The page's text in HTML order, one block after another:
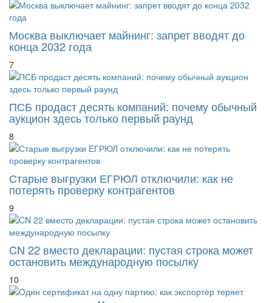
Москва выключает майнинг: запрет вводят до
конца 2032 года
7
ПСБ продаст десять компаний: почему обычный
аукцион здесь только первый раунд
8
Старые выгрузки ЕГРЮЛ отключили: как не
потерять проверку контрагентов
9
CN 22 вместо декларации: пустая строка может
остановить международную посылку
10